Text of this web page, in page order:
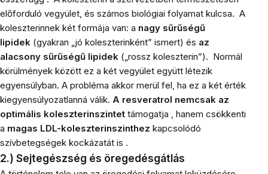
előforduló vegyület, és számos biológiai folyamat kulcsa. A
koleszterinnek két formája van: a nagy sűrűségű
lipidek (gyakran „jó koleszterinként” ismert) és az
alacsony sűrűségű lipidek („rossz koleszterin”). Normál
körülmények között ez a két vegyület együtt létezik
egyensúlyban. A probléma akkor merül fel, ha ez a két érték
kiegyensúlyozatlanná válik. A resveratrol nemcsak az
optimális koleszterinszintet támogatja , hanem csökkenti
a magas LDL-koleszterinszinthez kapcsolódó
szívbetegségek kockázatát is .
2.) Sejtegészség és öregedésgátlás